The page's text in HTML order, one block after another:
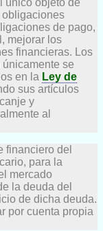
único objeto de
obligaciones
de pago,
mejorar los
financieras. Los
se
en la Ley de
sus artículos
y
al
financiero del
para la
mercado
la deuda del
de dicha deuda.
por cuenta propia